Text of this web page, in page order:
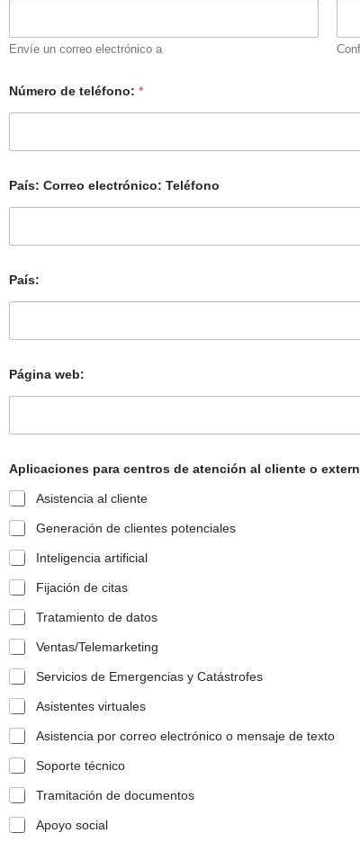
Envíe un correo electrónico a
Número de teléfono: *
País: Correo electrónico: Teléfono
País:
Página web:
Aplicaciones para centros de atención al cliente o
Asistencia al cliente
Generación de clientes potenciales
Inteligencia artificial
Fijación de citas
Tratamiento de datos
Ventas/Telemarketing
Servicios de Emergencias y Catástrofes
Asistentes virtuales
Asistencia por correo electrónico o mensaje de texto
Soporte técnico
Tramitación de documentos
Apoyo social